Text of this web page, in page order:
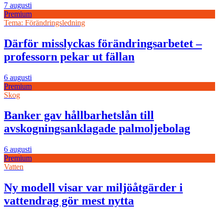
7 augusti
Premium
Tema: Förändringsledning
Därför misslyckas förändringsarbetet –
professorn pekar ut fällan
6 augusti
Premium
Skog
Banker gav hållbarhetslån till
avskogningsanklagade palmoljebolag
6 augusti
Premium
Vatten
Ny modell visar var miljöåtgärder i
vattendrag gör mest nytta